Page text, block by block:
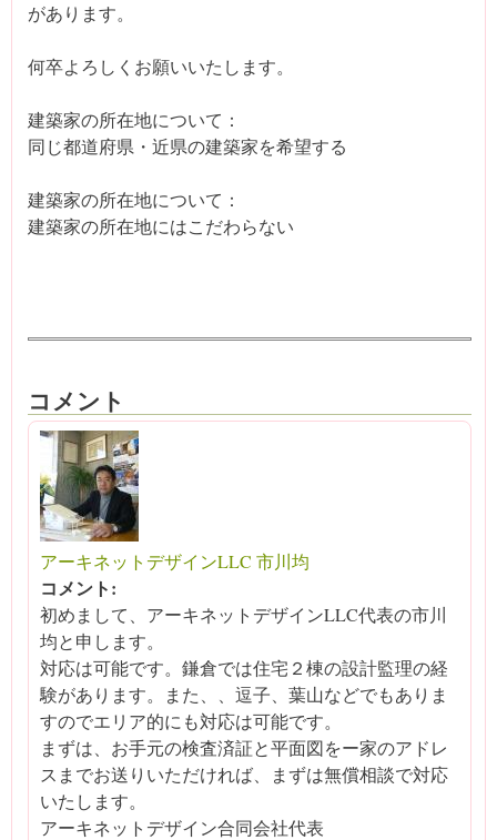
があります。
何卒よろしくお願いいたします。
建築家の所在地について：
同じ都道府県・近県の建築家を希望する
建築家の所在地について：
建築家の所在地にはこだわらない
コメント
アーキネットデザインLLC 市川均
コメント:
初めまして、アーキネットデザインLLC代表の市川
均と申します。
対応は可能です。鎌倉では住宅２棟の設計監理の経
験があります。また、、逗子、葉山などでもありま
すのでエリア的にも対応は可能です。
まずは、お手元の検査済証と平面図をー家のアドレ
スまでお送りいただければ、まずは無償相談で対応
いたします。
アーキネットデザイン合同会社代表